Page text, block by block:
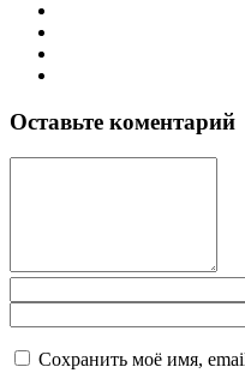
Оставьте коментарий
Сохранить моё имя,